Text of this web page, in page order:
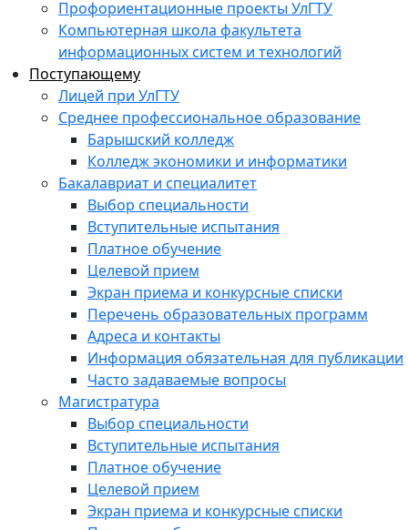
Профориентационные проекты УлГТУ
Компьютерная школа факультета
информационных систем и технологий
Поступающему
Лицей при УлГТУ
Среднее профессиональное образование
Барышский колледж
Колледж экономики и информатики
Бакалавриат и специалитет
Выбор специальности
Вступительные испытания
Платное обучение
Целевой прием
Экран приема и конкурсные списки
Перечень образовательных программ
Адреса и контакты
Информация обязательная для публикации
Часто задаваемые вопросы
Магистратура
Выбор специальности
Вступительные испытания
Платное обучение
Целевой прием
Экран приема и конкурсные списки